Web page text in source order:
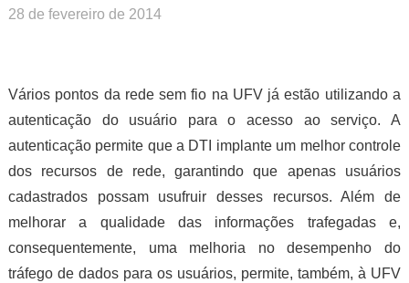
28 de fevereiro de 2014
Vários pontos da rede sem fio na UFV já estão utilizando a
autenticação do usuário para o acesso ao serviço. A
autenticação permite que a DTI implante um melhor controle
dos recursos de rede, garantindo que apenas usuários
cadastrados possam usufruir desses recursos. Além de
melhorar a qualidade das informações trafegadas e,
consequentemente, uma melhoria no desempenho do
tráfego de dados para os usuários, permite, também, à UFV